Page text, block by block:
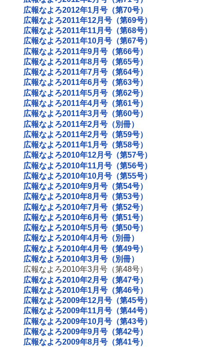
広報なよろ2012年1月号（第70号）
広報なよろ2011年12月号（第69号）
広報なよろ2011年11月号（第68号）
広報なよろ2011年10月号（第67号）
広報なよろ2011年9月号（第66号）
広報なよろ2011年8月号（第65号）
広報なよろ2011年7月号（第64号）
広報なよろ2011年6月号（第63号）
広報なよろ2011年5月号（第62号）
広報なよろ2011年4月号（第61号）
広報なよろ2011年3月号（第60号）
広報なよろ2011年2月号（別冊）
広報なよろ2011年2月号（第59号）
広報なよろ2011年1月号（第58号）
広報なよろ2010年12月号（第57号）
広報なよろ2010年11月号（第56号）
広報なよろ2010年10月号（第55号）
広報なよろ2010年9月号（第54号）
広報なよろ2010年8月号（第53号）
広報なよろ2010年7月号（第52号）
広報なよろ2010年6月号（第51号）
広報なよろ2010年5月号（第50号）
広報なよろ2010年4月号（別冊）
広報なよろ2010年4月号（第49号）
広報なよろ2010年3月号（別冊）
広報なよろ2010年3月号（第48号）
広報なよろ2010年2月号（第47号）
広報なよろ2010年1月号（第46号）
広報なよろ2009年12月号（第45号）
広報なよろ2009年11月号（第44号）
広報なよろ2009年10月号（第43号）
広報なよろ2009年9月号（第42号）
広報なよろ2009年8月号（第41号）